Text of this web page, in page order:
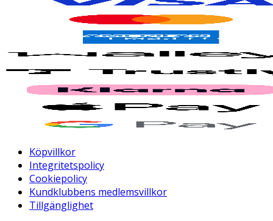
Köpvillkor
Integritetspolicy
Cookiepolicy
Kundklubbens medlemsvillkor
Tillgänglighet